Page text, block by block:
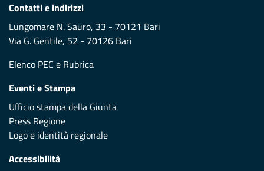
Contatti e indirizzi
Lungomare N. Sauro, 33 - 70121 Bari
Via G. Gentile, 52 - 70126 Bari
Elenco PEC e Rubrica
Eventi e Stampa
Ufficio stampa della Giunta
Press Regione
Logo e identità regionale
Accessibilità